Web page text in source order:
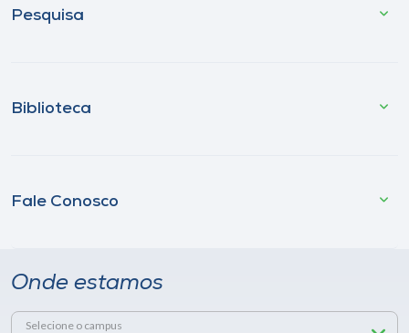
Pesquisa
Biblioteca
Fale Conosco
Onde estamos
Selecione o campus